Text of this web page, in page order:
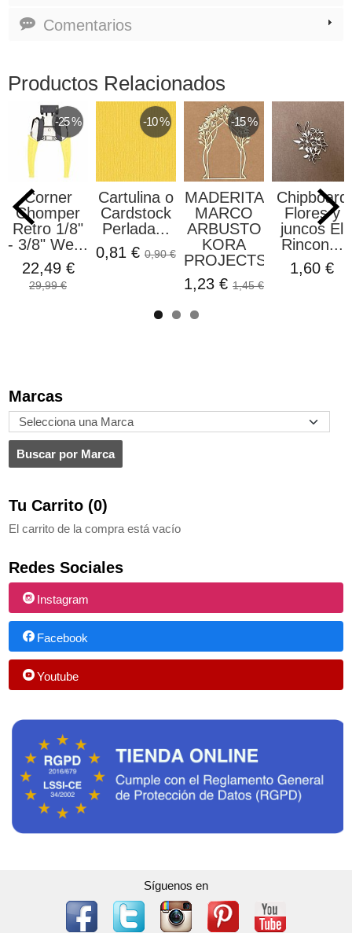
Marcas
Tu Carrito (0)
El carrito de la compra está vacío
Redes Sociales
Instagram
Facebook
Youtube
Comentarios
Productos Relacionados
-25 %
Corner
Chomper
Retro 1/8"
- 3/8" We...
22,49 €
29,99 €
-10 %
Cartulina o
Cardstock
Perlada...
0,81 € 0,90 €
-15 %
MADERITA
MARCO
ARBUSTO
KORA
PROJECTS
1,23 € 1,45 €
Chipboard
Flores y
juncos El
Rincon...
1,60 €
Síguenos en